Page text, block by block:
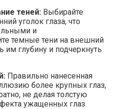
теней: Выбирайте
уголок глаза, что
и
темные тени на внешний
им глубину и подчеркнуть
Правильно нанесенная
более крупных глаз,
не делая толстую
ужащенных глаз.